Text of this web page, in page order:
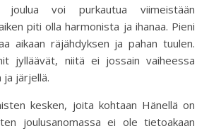
joulua voi purkautua viimeistään
piti olla harmonista ja ihanaa. Pieni
aikaan räjähdyksen ja pahan tuulen.
jylläävät, niitä ei jossain vaiheessa
ja järjellä.
kesken, joita kohtaan Hänellä on
joulusanomassa ei ole tietoakaan